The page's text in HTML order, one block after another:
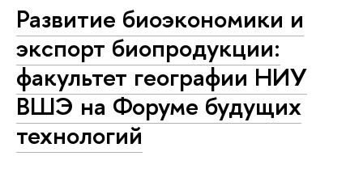
Развитие биоэкономики и
экспорт биопродукции:
факультет географии НИУ
ВШЭ на Форуме будущих
технологий